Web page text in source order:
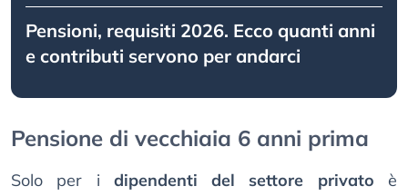
Pensioni, requisiti 2026. Ecco quanti anni
e contributi servono per andarci
Pensione di vecchiaia 6 anni prima
Solo per i dipendenti del settore privato è